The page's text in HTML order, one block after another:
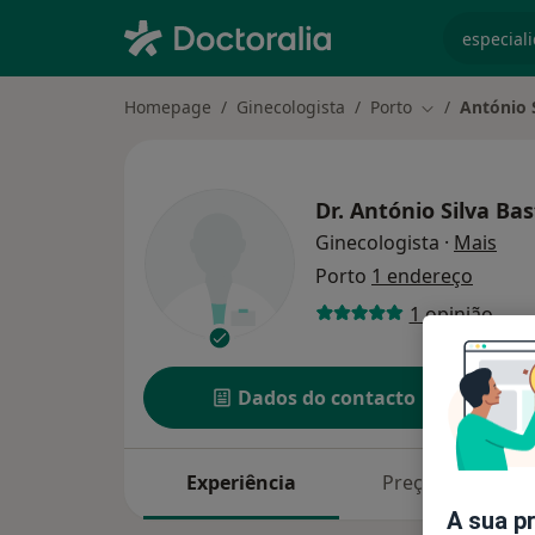
Homepage Ginecologista Porto Mudar de
António
Dr. António Silva
Ginecologista · Mais
Porto 1 endereço
1 opinião
Dados do contacto
Experiência Preços
A sua